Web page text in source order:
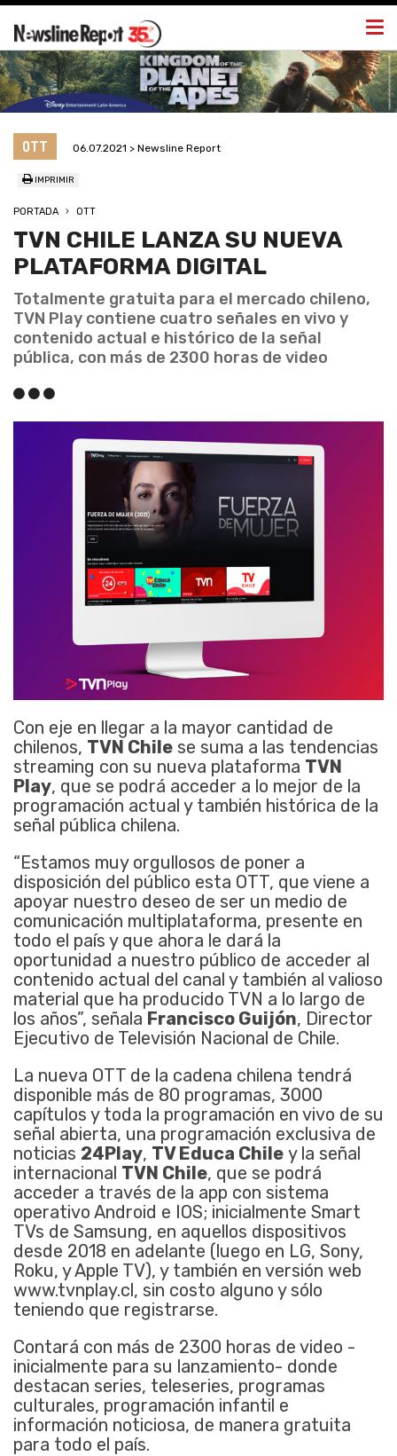
OTT 06.07.2021 > Newsline Report
IMPRIMIR
PORTADA OTT
TVN CHILE LANZA SU NUEVA
PLATAFORMA DIGITAL
Totalmente gratuita para el mercado chileno,
TVN Play contiene cuatro señales en vivo y
contenido actual e histórico de la señal
pública, con más de 2300 horas de video
Con eje en llegar a la mayor cantidad de
chilenos, TVN Chile se suma a las tendencias
streaming con su nueva plataforma TVN
Play, que se podrá acceder a lo mejor de la
programación actual y también histórica de la
señal pública chilena.
“Estamos muy orgullosos de poner a
disposición del público esta OTT, que viene a
apoyar nuestro deseo de ser un medio de
comunicación multiplataforma, presente en
todo el país y que ahora le dará la
oportunidad a nuestro público de acceder al
contenido actual del canal y también al valioso
material que ha producido TVN a lo largo de
los años”, señala Francisco Guijón, Director
Ejecutivo de Televisión Nacional de Chile.
La nueva OTT de la cadena chilena tendrá
disponible más de 80 programas, 3000
capítulos y toda la programación en vivo de su
señal abierta, una programación exclusiva de
noticias 24Play, TV Educa Chile y la señal
internacional TVN Chile, que se podrá
acceder a través de la app con sistema
operativo Android e IOS; inicialmente Smart
TVs de Samsung, en aquellos dispositivos
desde 2018 en adelante (luego en LG, Sony,
Roku, y Apple TV), y también en versión web
www.tvnplay.cl, sin costo alguno y sólo
teniendo que registrarse.
Contará con más de 2300 horas de video -
inicialmente para su lanzamiento- donde
destacan series, teleseries, programas
culturales, programación infantil e
información noticiosa, de manera gratuita
para todo el país.